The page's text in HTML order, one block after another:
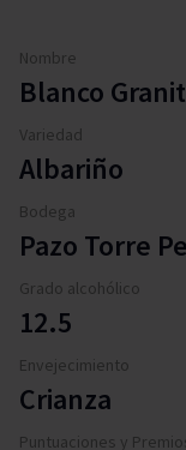
Nombre
Blanco
Variedad
Albariño
Bodega
Pazo Torre
Grado alcohólico
12.5
Envejecimiento
Crianza
Puntuaciones y